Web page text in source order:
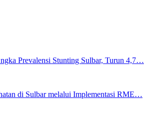
Prevalensi Stunting Sulbar, Turun 4,7…
di Sulbar melalui Implementasi RME…